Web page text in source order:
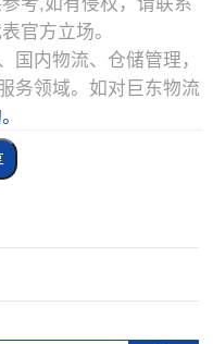
官方立场。
国内物流、仓储管理，
务领域。如对巨东物流